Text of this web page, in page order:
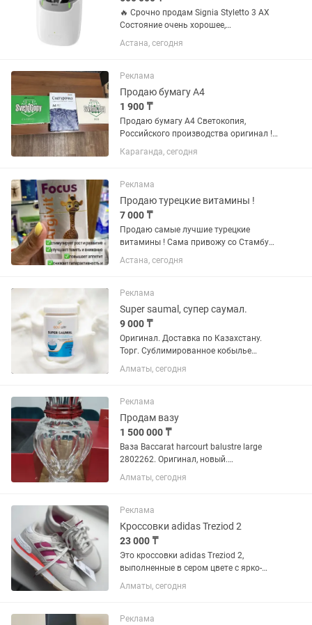
🔥 Срочно продам Signia Styletto 3 AX
Состояние очень хорошее,
пользовались всего 4 месяца.
Оригинал, премиальная модель.
Bluetooth ✅ Подключается к iPhone /...
Астана, сегодня
Реклама
Продаю бумагу А4
1 900 ₸
Продаю бумагу А4 Светокопия,
Российского производства оригинал !
С Документами! Любое количество!
Доставка по городу от 5 коробок
скидка!
Караганда, сегодня
Реклама
Продаю турецкие витамины !
7 000 ₸
Продаю самые лучшие турецкие
витамины ! Сама привожу со Стамбула
напрямую! Оригинал 💯
Астана, сегодня
Реклама
Super saumal, супер саумал.
9 000 ₸
Оригинал. Доставка по Казахстану.
Торг. Сублимированное кобылье
молоко -это продукт обладающий
удивительными целебными
называли саумал благословенным
жизненным напитком....
Алматы, сегодня
Реклама
Продам вазу
1 500 000 ₸
Ваза Baccarat harcourt balustre large
2802262. Оригинал, новый.
производство Франция. Есть еще для
фруктов. Фото есть
Алматы, сегодня
Реклама
Кроссовки adidas Treziod 2
23 000 ₸
Это кроссовки adidas Treziod 2,
выполненные в сером цвете с ярко-
розовыми акцентами.Модель
вдохновлена беговыми силуэтами из
из текстиля с прошитыми
Алматы, сегодня
Реклама